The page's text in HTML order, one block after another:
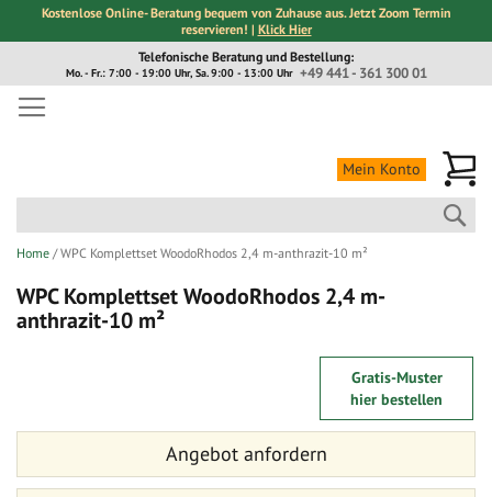
Kostenlose Online- Beratung bequem von Zuhause aus. Jetzt Zoom Termin
reservieren! | Klick Hier
Inhalt
Telefonische Beratung und Bestellung:
+49 441 - 361 300 01
Mo. - Fr.: 7:00 - 19:00 Uhr, Sa. 9:00 - 13:00 Uhr
Mein Konto
Home WPC Komplettset WoodoRhodos 2,4 m-anthrazit-10 m²
WPC Komplettset WoodoRhodos 2,4 m-
anthrazit-10 m²
Gratis-Muster
hier bestellen
Bildergalerie
Bildergalerie
Angebot anfordern